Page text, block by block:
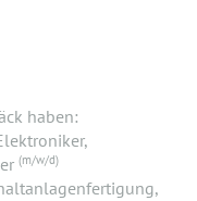
haben:
(m/w/d)